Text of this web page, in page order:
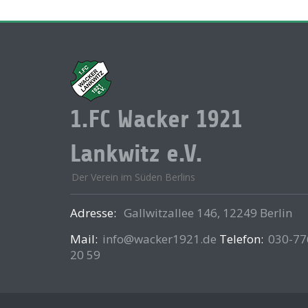
1.FC Wacker 1921
Lankwitz e.V.
Der Verein im Süden Berlins
Adresse: Gallwitzallee 146, 12249 Berlin
Mail: info@wacker1921.de Telefon: 030-
20 59